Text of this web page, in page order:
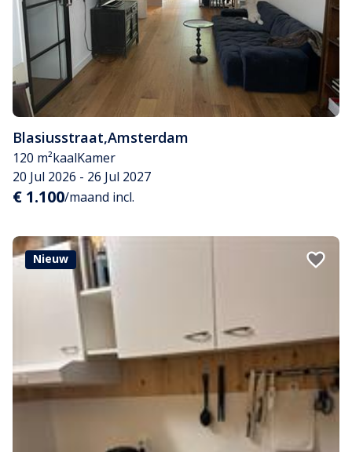
Blasiusstraat,Amsterdam
120 m²kaalKamer
20 Jul 2026 - 26 Jul 2027
€ 1.100/maand incl.
Nieuw